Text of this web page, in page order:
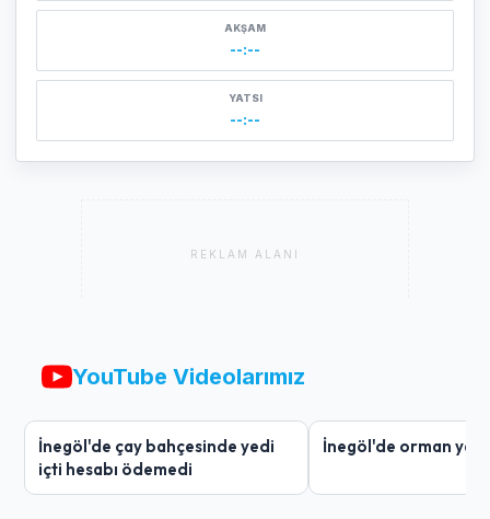
AKŞAM
--:--
YATSI
--:--
REKLAM ALANI
YouTube Videolarımız
İnegöl'de çay bahçesinde yedi
içti hesabı ödemedi
İnegöl'de orman